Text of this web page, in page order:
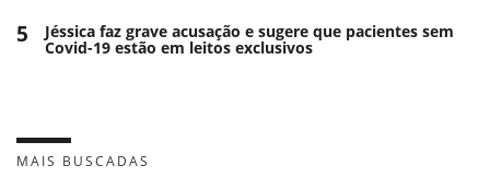
5 Jéssica faz grave acusação e sugere que pacientes sem
Covid-19 estão em leitos exclusivos
MAIS BUSCADAS